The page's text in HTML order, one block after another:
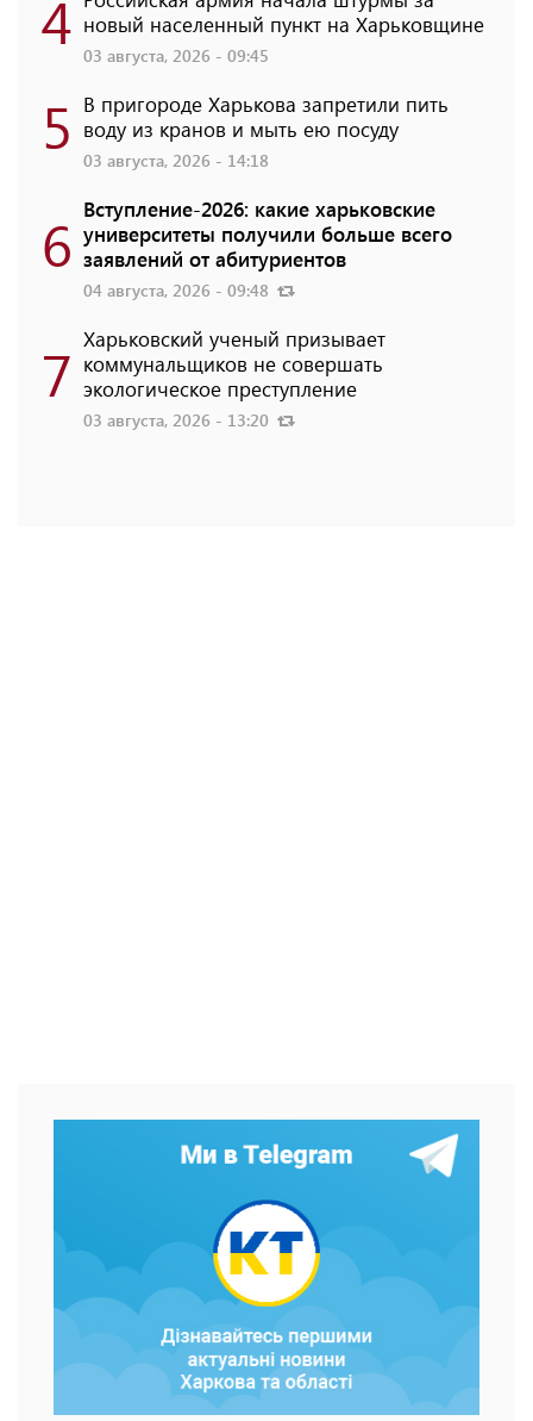
4 новый населенный пункт на Харьковщине
03 августа, 2026 - 09:45
5 В пригороде Харькова запретили пить
воду из кранов и мыть ею посуду
03 августа, 2026 - 14:18
6 Вступление-2026: какие харьковские
университеты получили больше всего
заявлений от абитуриентов
04 августа, 2026 - 09:48
7 Харьковский ученый призывает
коммунальщиков не совершать
экологическое преступление
03 августа, 2026 - 13:20